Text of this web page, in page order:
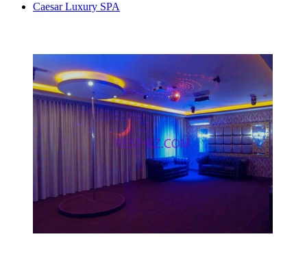
Caesar Luxury SPA